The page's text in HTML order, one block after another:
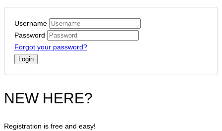
Username
Password
Forgot your password?
NEW HERE?
Registration is free and easy!